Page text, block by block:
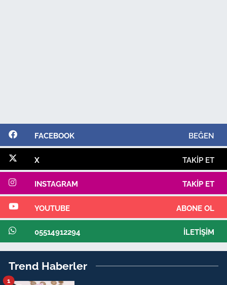
FACEBOOK BEĞEN
X TAKIP ET
INSTAGRAM TAKIP ET
YOUTUBE ABONE OL
05514912294 İLETIŞIM
Trend Haberler
1